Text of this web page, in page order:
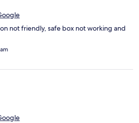
not friendly, safe box not working and